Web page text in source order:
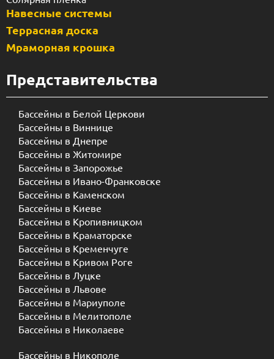
Бассейны в Житомире
Бассейны в Запорожье
Бассейны в Ивано-Франковске
Бассейны в Каменском
Бассейны в Кропивницком
Бассейны в Краматорске
Бассейны в Кременчуге
Бассейны в Кривом Роге
Бассейны в Луцке
Бассейны в Львове
Бассейны в Мариуполе
Бассейны в Мелитополе
Бассейны в Николаеве
Бассейны в Никополе
Бассейны в Одессе
Бассейны в Матвееве
Бассейны в Полтаве
Бассейны в Ровно
Бассейны в Славянске
Бассейны в Сумах
Бассейны в Тернополе
Бассейны в Ужгороде
Бассейны в Харкове
Бассейны в Хмельницком